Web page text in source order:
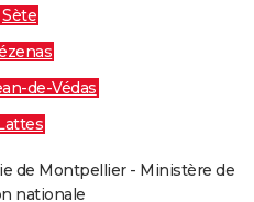
Sète
de-Védas
de Montpellier - Ministère de
nationale